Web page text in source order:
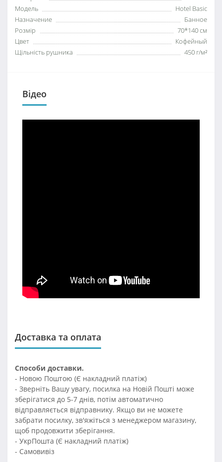
Модель
Hotel Basic
Назначение
Банное
Розмір
70*140 см
Цвет
Кофейный
Щільність рушника
450 г/м²
Відео
Доставка та оплата
Способи доставки.
- Новою Поштою (Є накладний платіж)
- Зверніть Вашу увагу, посилка на Новій Пошті може
зберігатися до 5-7 днів, потім автоматично
відправляється відправнику. Якщо ви не можете
забрати посилку, зв'яжіться з менеджером магазину,
щоб продовжити зберігання.
- УкрПошта (Є накладний платіж)
- Самовивіз